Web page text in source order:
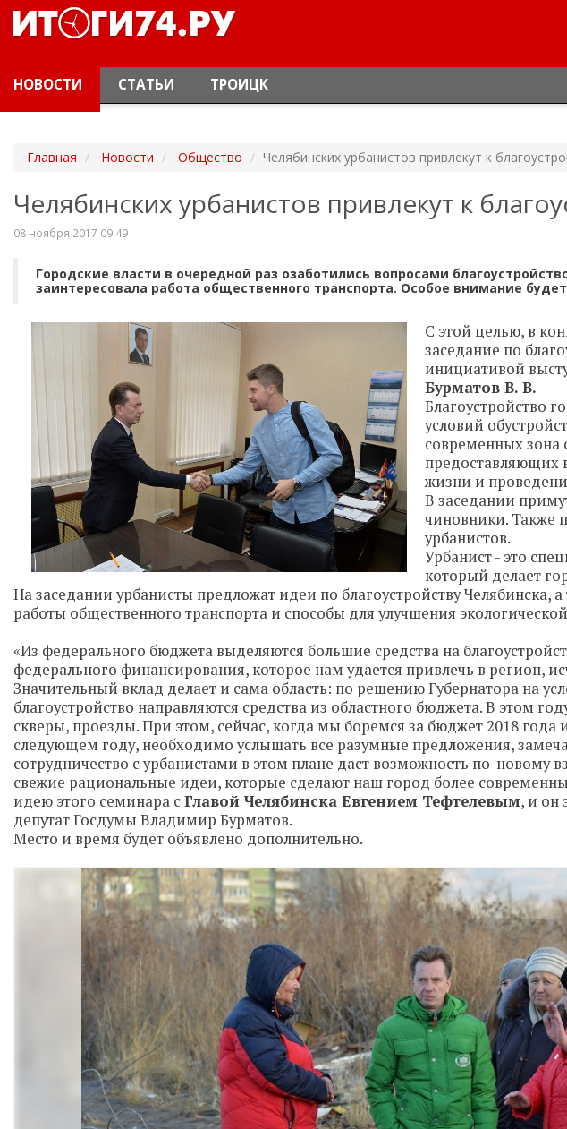
НОВОСТИ СТАТЬИ ТРОИЦК
Главная Новости Общество Челябинских урбанистов привлекут к
Челябинских урбанистов привлекут к
08 ноября 2017 09:49
Городские власти в очередной раз озаботились вопросами
заинтересовала работа общественного транспорта. Особое внимание
С этой целью, в
заседание по
инициативой
Бурматов В. В.
Благоустройство
условий
современных зона
предоставляющих
жизни и
В заседании
чиновники. Также
урбанистов.
Урбанист - это
который делает
На заседании урбанисты предложат идеи по благоустройству
работы общественного транспорта и способы для улучшения
«Из федерального бюджета выделяются большие средства на
федерального финансирования, которое нам удается привлечь в регион,
Значительный вклад делает и сама область: по решению Губернатора на
благоустройство направляются средства из областного бюджета. В этом
скверы, проезды. При этом, сейчас, когда мы боремся за бюджет 2018 года
следующем году, необходимо услышать все разумные предложения,
сотрудничество с урбанистами в этом плане даст возможность по-новому
свежие рациональные идеи, которые сделают наш город более
идею этого семинара сГлавой Челябинска Евгением Тефтелевым, и он
депутат Госдумы Владимир Бурматов.
Место и время будет объявлено дополнительно.